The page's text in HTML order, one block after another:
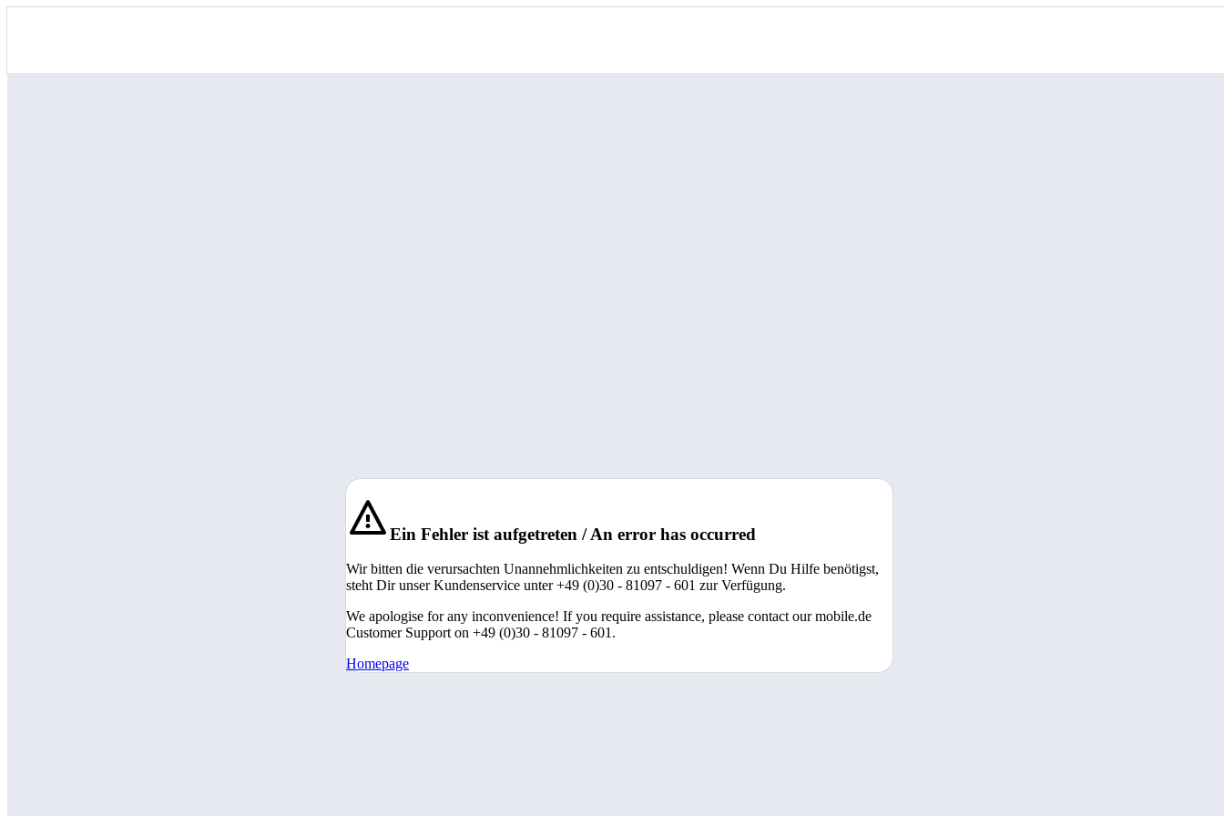
Ein Fehler ist aufgetreten / An error has occurred
Wir bitten die verursachten Unannehmlichkeiten zu entschuldigen! Wenn Du Hilfe benötigst,
steht Dir unser Kundenservice unter +49 (0)30 - 81097 - 601 zur Verfügung.
We apologise for any inconvenience! If you require assistance, please contact our mobile.de
Customer Support on +49 (0)30 - 81097 - 601.
Homepage